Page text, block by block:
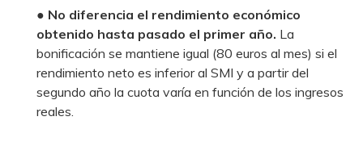
● No diferencia el rendimiento económico
obtenido hasta pasado el primer año. La
bonificación se mantiene igual (80 euros al mes) si el
rendimiento neto es inferior al SMI y a partir del
segundo año la cuota varía en función de los ingresos
reales.